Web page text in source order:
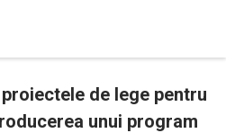
de lege pentru
unui program